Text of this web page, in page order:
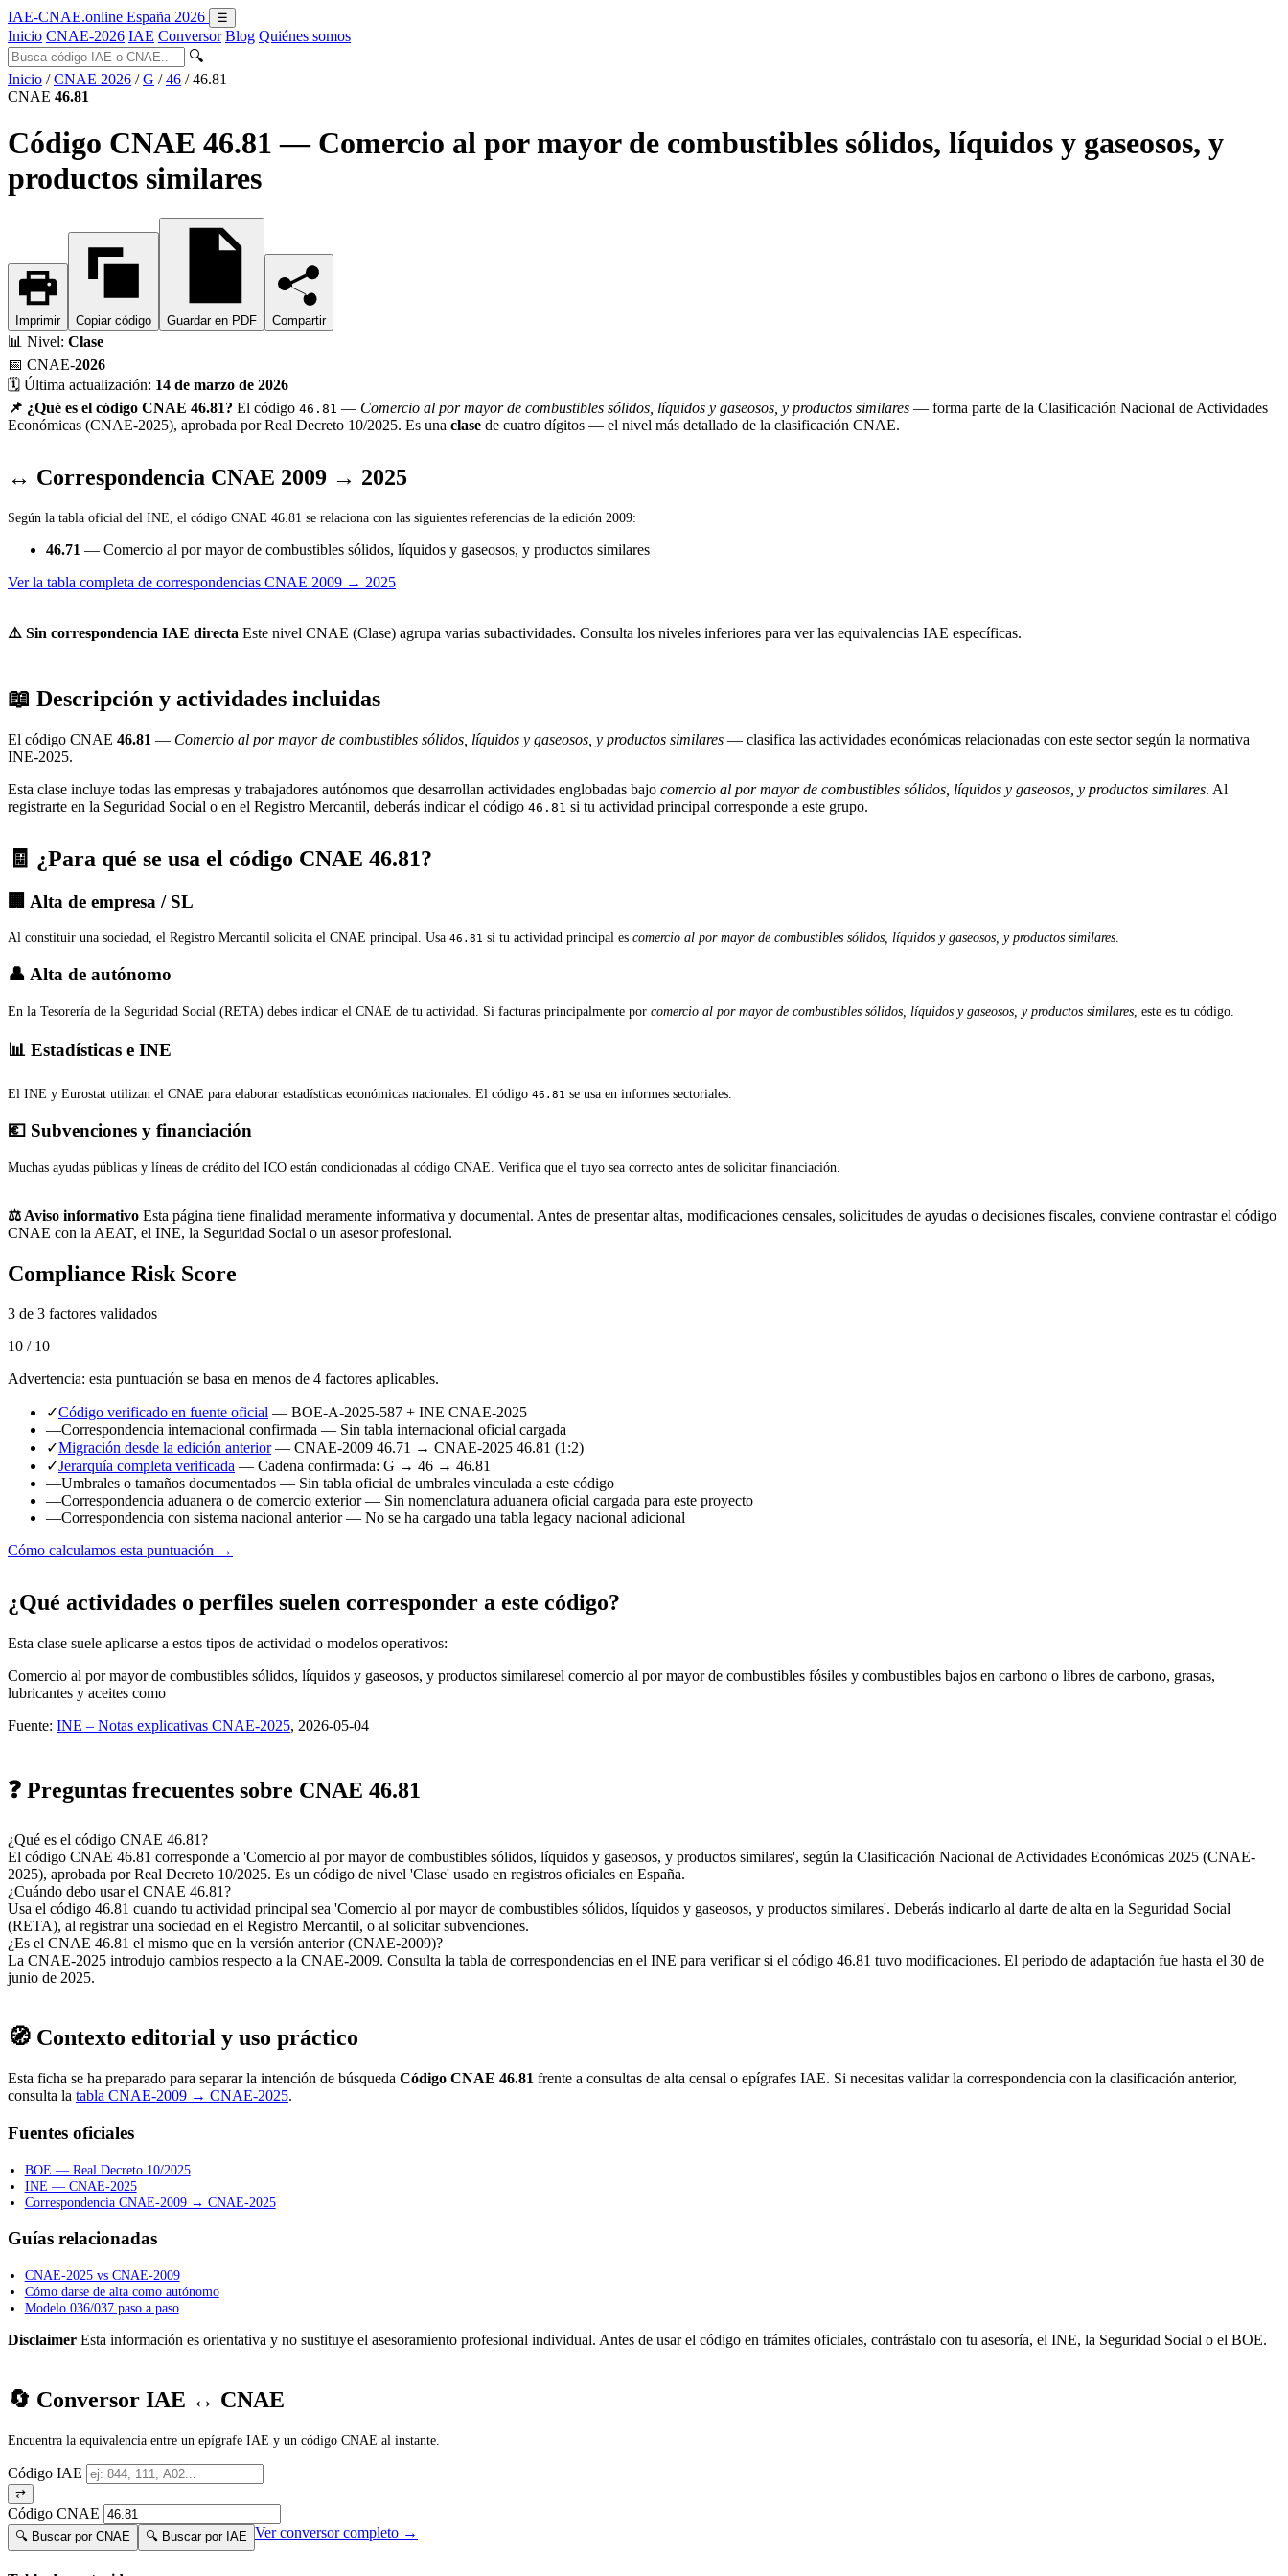
IAE-CNAE.online España 2026 ☰
Inicio CNAE-2026 IAE Conversor Blog Quiénes somos
🔍
Inicio / CNAE 2026 / G / 46 / 46.81
CNAE 46.81
Código CNAE 46.81 — Comercio al por mayor de combustibles sólidos, líquidos y gaseosos, y
productos similares
Imprimir Copiar código Guardar en PDF Compartir
📊 Nivel: Clase
📅 CNAE-2026
🗓️ Última actualización: 14 de marzo de 2026
📌 ¿Qué es el código CNAE 46.81? El código 46.81 — Comercio al por mayor de combustibles sólidos, líquidos y gaseosos, y productos similares — forma parte de la Clasificación Nacional de Actividades
Económicas (CNAE-2025), aprobada por Real Decreto 10/2025. Es una clase de cuatro dígitos — el nivel más detallado de la clasificación CNAE.
↔ Correspondencia CNAE 2009 → 2025
Según la tabla oficial del INE, el código CNAE 46.81 se relaciona con las siguientes referencias de la edición 2009:
46.71 — Comercio al por mayor de combustibles sólidos, líquidos y gaseosos, y productos similares
Ver la tabla completa de correspondencias CNAE 2009 → 2025
⚠️ Sin correspondencia IAE directa Este nivel CNAE (Clase) agrupa varias subactividades. Consulta los niveles inferiores para ver las equivalencias IAE específicas.
📖 Descripción y actividades incluidas
El código CNAE 46.81 — Comercio al por mayor de combustibles sólidos, líquidos y gaseosos, y productos similares — clasifica las actividades económicas relacionadas con este sector según la normativa
INE-2025.
Esta clase incluye todas las empresas y trabajadores autónomos que desarrollan actividades englobadas bajo comercio al por mayor de combustibles sólidos, líquidos y gaseosos, y productos similares. Al
registrarte en la Seguridad Social o en el Registro Mercantil, deberás indicar el código 46.81 si tu actividad principal corresponde a este grupo.
🧾 ¿Para qué se usa el código CNAE 46.81?
🏢 Alta de empresa / SL
Al constituir una sociedad, el Registro Mercantil solicita el CNAE principal. Usa 46.81 si tu actividad principal es comercio al por mayor de combustibles sólidos, líquidos y gaseosos, y productos similares.
👤 Alta de autónomo
En la Tesorería de la Seguridad Social (RETA) debes indicar el CNAE de tu actividad. Si facturas principalmente por comercio al por mayor de combustibles sólidos, líquidos y gaseosos, y productos similares , este es tu código.
📊 Estadísticas e INE
El INE y Eurostat utilizan el CNAE para elaborar estadísticas económicas nacionales. El código 46.81 se usa en informes sectoriales.
💶 Subvenciones y financiación
Muchas ayudas públicas y líneas de crédito del ICO están condicionadas al código CNAE. Verifica que el tuyo sea correcto antes de solicitar financiación.
⚖️ Aviso informativo Esta página tiene finalidad meramente informativa y documental. Antes de presentar altas, modificaciones censales, solicitudes de ayudas o decisiones fiscales, conviene contrastar el código
CNAE con la AEAT, el INE, la Seguridad Social o un asesor profesional.
Compliance Risk Score
3 de 3 factores validados
10 / 10
Advertencia: esta puntuación se basa en menos de 4 factores aplicables.
✓Código verificado en fuente oficial — BOE-A-2025-587 + INE CNAE-2025
—Correspondencia internacional confirmada — Sin tabla internacional oficial cargada
✓Migración desde la edición anterior — CNAE-2009 46.71 → CNAE-2025 46.81 (1:2)
✓Jerarquía completa verificada — Cadena confirmada: G → 46 → 46.81
—Umbrales o tamaños documentados — Sin tabla oficial de umbrales vinculada a este código
—Correspondencia aduanera o de comercio exterior— Sin nomenclatura aduanera oficial cargada para este proyecto
—Correspondencia con sistema nacional anterior— No se ha cargado una tabla legacy nacional adicional
Cómo calculamos esta puntuación →
¿Qué actividades o perfiles suelen corresponder a este código?
Esta clase suele aplicarse a estos tipos de actividad o modelos operativos:
Comercio al por mayor de combustibles sólidos, líquidos y gaseosos, y productos similaresel comercio al por mayor de combustibles fósiles y combustibles bajos en carbono o libres de carbono, grasas,
lubricantes y aceites como
Fuente: INE – Notas explicativas CNAE-2025, 2026-05-04
❓ Preguntas frecuentes sobre CNAE 46.81
¿Qué es el código CNAE 46.81?
El código CNAE 46.81 corresponde a 'Comercio al por mayor de combustibles sólidos, líquidos y gaseosos, y productos similares', según la Clasificación Nacional de Actividades Económicas 2025 (CNAE-
2025), aprobada por Real Decreto 10/2025. Es un código de nivel 'Clase' usado en registros oficiales en España.
¿Cuándo debo usar el CNAE 46.81?
Usa el código 46.81 cuando tu actividad principal sea 'Comercio al por mayor de combustibles sólidos, líquidos y gaseosos, y productos similares'. Deberás indicarlo al darte de alta en la Seguridad Social
(RETA), al registrar una sociedad en el Registro Mercantil, o al solicitar subvenciones.
¿Es el CNAE 46.81 el mismo que en la versión anterior (CNAE-2009)?
La CNAE-2025 introdujo cambios respecto a la CNAE-2009. Consulta la tabla de correspondencias en el INE para verificar si el código 46.81 tuvo modificaciones. El periodo de adaptación fue hasta el 30 de
junio de 2025.
🧭 Contexto editorial y uso práctico
Esta ficha se ha preparado para separar la intención de búsqueda Código CNAE 46.81 frente a consultas de alta censal o epígrafes IAE. Si necesitas validar la correspondencia con la clasificación anterior,
consulta la tabla CNAE-2009 → CNAE-2025.
Fuentes oficiales
BOE — Real Decreto 10/2025
INE — CNAE-2025
Correspondencia CNAE-2009 → CNAE-2025
Guías relacionadas
CNAE-2025 vs CNAE-2009
Cómo darse de alta como autónomo
Modelo 036/037 paso a paso
Disclaimer Esta información es orientativa y no sustituye el asesoramiento profesional individual. Antes de usar el código en trámites oficiales, contrástalo con tu asesoría, el INE, la Seguridad Social o el BOE.
🔄 Conversor IAE ↔ CNAE
Encuentra la equivalencia entre un epígrafe IAE y un código CNAE al instante.
Código IAE
⇄
Código CNAE
🔍 Buscar por CNAE 🔍 Buscar por IAE Ver conversor completo →